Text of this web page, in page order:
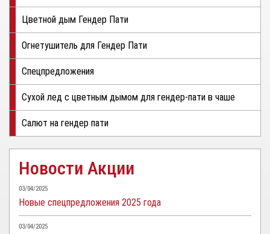
Цветной дым Гендер Пати
Огнетушитель для Гендер Пати
Спецпредложения
Сухой лед с цветным дымом для гендер-пати в чаше
Салют на гендер пати
Новости Акции
03/04/2025
Новые спецпредложения 2025 года
03/04/2025